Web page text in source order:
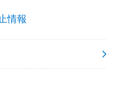
情報